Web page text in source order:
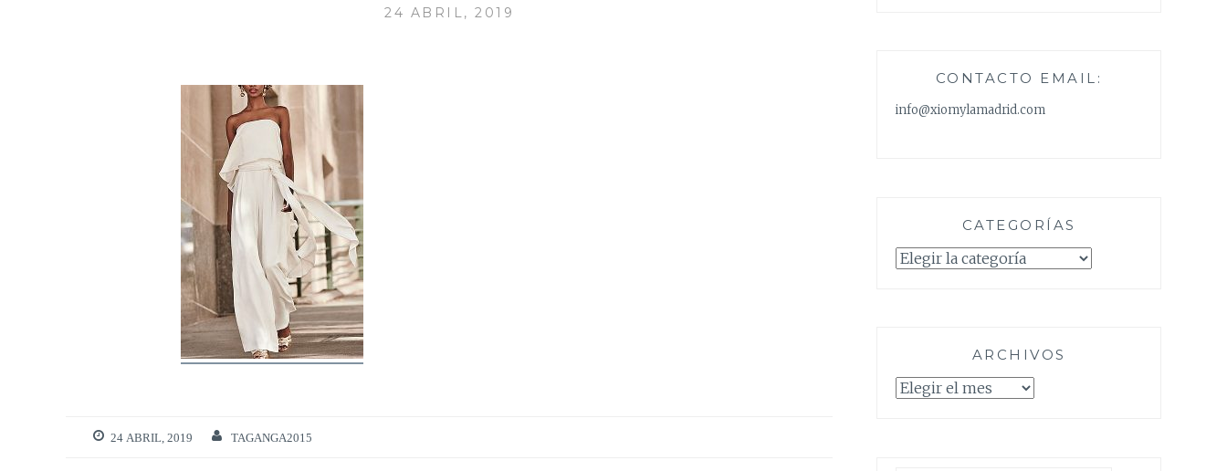
24 ABRIL, 2019
24 ABRIL, 2019 TAGANGA2015
CONTACTO EMAIL:
info@xiomylamadrid.com
CATEGORÍAS
Categorías
ARCHIVOS
Archivos